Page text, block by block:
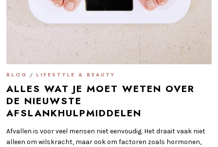
BLOG / LIFESTYLE & BEAUTY
ALLES WAT JE MOET WETEN OVER
DE NIEUWSTE
AFSLANKHULPMIDDELEN
Afvallen is voor veel mensen niet eenvoudig. Het draait vaak niet
alleen om wilskracht, maar ook om factoren zoals hormonen,